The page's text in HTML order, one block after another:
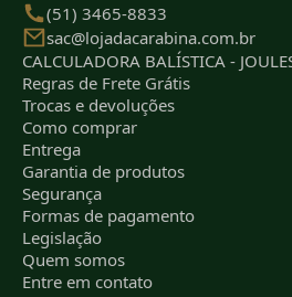
(51) 3465-8833
sac@lojadacarabina.com.br
CALCULADORA BALÍSTICA -
Regras de Frete Grátis
Trocas e devoluções
Como comprar
Entrega
Garantia de produtos
Segurança
Formas de pagamento
Legislação
Quem somos
Entre em contato